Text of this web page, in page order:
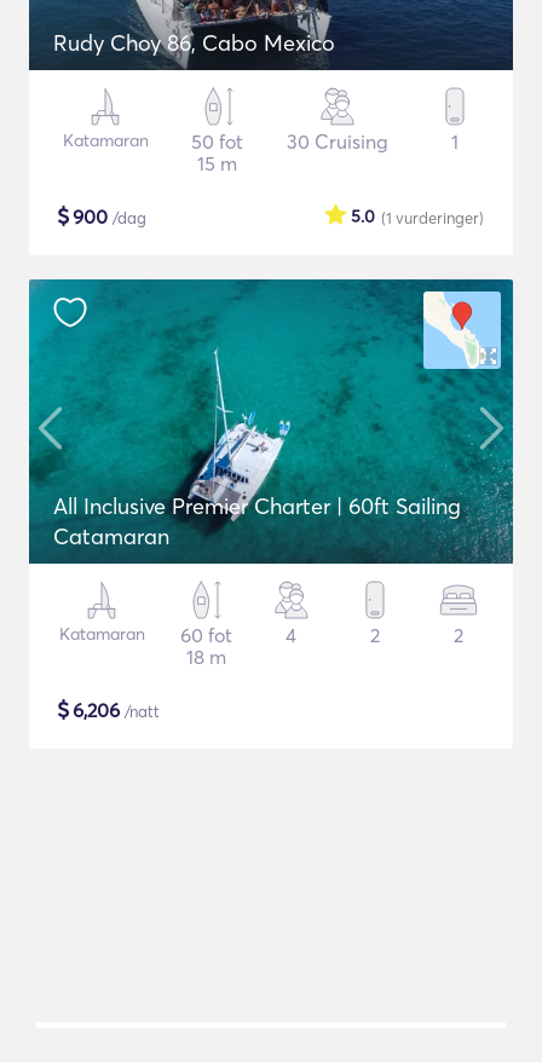
Rudy Choy 86, Cabo Mexico
Katamaran
50 fot
15 m
30 Cruising 1
$900 /dag (1 vurderinger)
5.0
All Inclusive Premier Charter | 60ft Sailing
Catamaran
Katamaran
60 fot
18 m
4 2 2
$6,206 /natt